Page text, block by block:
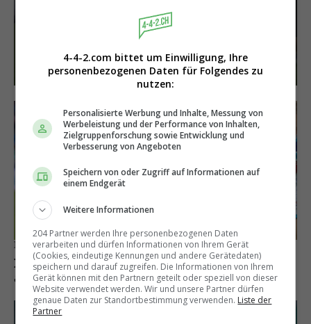
Irre Statistik
In der Super League wird mehr gesprintet
als in der Premier League
4-4-2.com bittet um Einwilligung, Ihre
personenbezogenen Daten für Folgendes zu
nutzen:
Personalisierte Werbung und Inhalte, Messung von
Werbeleistung und der Performance von Inhalten,
Zielgruppenforschung sowie Entwicklung und
Verbesserung von Angeboten
Speichern von oder Zugriff auf Informationen auf
einem Endgerät
Weitere Informationen
204 Partner werden Ihre personenbezogenen Daten
verarbeiten und dürfen Informationen von Ihrem Gerät
(Cookies, eindeutige Kennungen und andere Gerätedaten)
speichern und darauf zugreifen. Die Informationen von Ihrem
Gerät können mit den Partnern geteilt oder speziell von dieser
Website verwendet werden. Wir und unsere Partner dürfen
genaue Daten zur Standortbestimmung verwenden. Liste der
Partner